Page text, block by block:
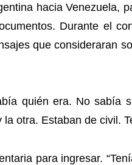
hacia Venezuela,
Durante el
que consideraran
quién era. No sabía
otra. Estaban de civil.
para ingresar.